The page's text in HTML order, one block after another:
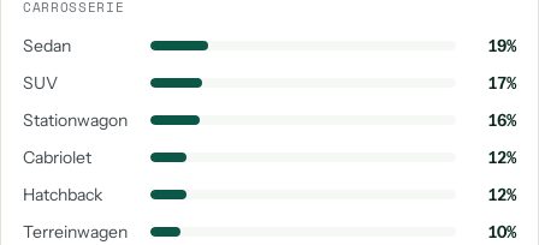
CARROSSERIE
Sedan
19%
SUV
17%
Stationwagon
16%
Cabriolet
12%
Hatchback
12%
Terreinwagen
10%